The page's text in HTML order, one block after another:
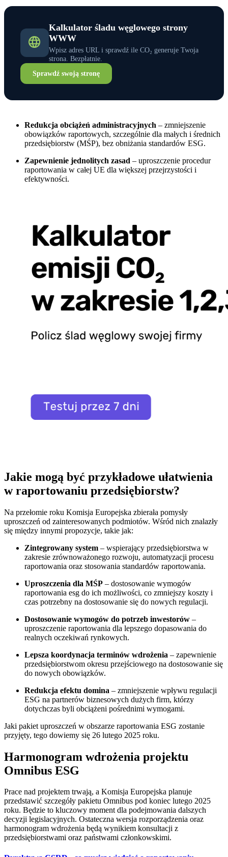
Kalkulator śladu węglowego strony
WWW
Wpisz adres URL i sprawdź ile CO₂ generuje Twoja
strona. Bezpłatnie.
Sprawdź swoją stronę
Redukcja obciążeń administracyjnych – zmniejszenie
obowiązków raportowych, szczególnie dla małych i średnich
przedsiębiorstw (MŚP), bez obniżania standardów ESG.
Zapewnienie jednolitych zasad – uproszczenie procedur
raportowania w całej UE dla większej przejrzystości i
efektywności.
Jakie mogą być przykładowe ułatwienia
w raportowaniu przedsiębiorstw?
Na przełomie roku Komisja Europejska zbierała pomysły
uproszczeń od zainteresowanych podmiotów. Wśród nich znalazły
się między innymi propozycje, takie jak:
Zintegrowany system – wspierający przedsiębiorstwa w
zakresie zrównoważonego rozwoju, automatyzacji procesu
raportowania oraz stosowania standardów raportowania.
Uproszczenia dla MŚP – dostosowanie wymogów
raportowania esg do ich możliwości, co zmniejszy koszty i
czas potrzebny na dostosowanie się do nowych regulacji.
Dostosowanie wymogów do potrzeb inwestorów –
uproszczenie raportowania dla lepszego dopasowania do
realnych oczekiwań rynkowych.
Lepsza koordynacja terminów wdrożenia – zapewnienie
przedsiębiorstwom okresu przejściowego na dostosowanie się
do nowych obowiązków.
Redukcja efektu domina – zmniejszenie wpływu regulacji
ESG na partnerów biznesowych dużych firm, którzy
dotychczas byli obciążeni pośrednimi wymogami.
Jaki pakiet uproszczeń w obszarze raportowania ESG zostanie
przyjęty, tego dowiemy się 26 lutego 2025 roku.
Harmonogram wdrożenia projektu
Omnibus ESG
Prace nad projektem trwają, a Komisja Europejska planuje
przedstawić szczegóły pakietu Omnibus pod koniec lutego 2025
roku. Będzie to kluczowy moment dla podejmowania dalszych
decyzji legislacyjnych. Ostateczna wersja rozporządzenia oraz
harmonogram wdrożenia będą wynikiem konsultacji z
przedsiębiorstwami oraz państwami członkowskimi.